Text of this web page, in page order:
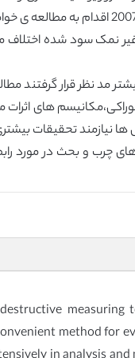
رطوبت و مقدار نمک کره ی نمک سود شده در فرایند تولید مفید
دی الکتریک کره ی غیر نمک
مد نظر قرار گرفتند
های
تحقیقات بیشتری
چرب و بحث در مورد
method for